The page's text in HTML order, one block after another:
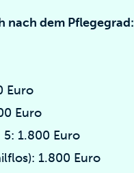
nach dem Pflegegrad:
Euro
Euro
1.800 Euro
1.800 Euro